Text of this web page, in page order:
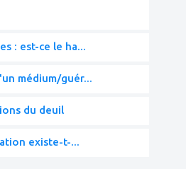
: est-ce le ha...
médium/guér...
du deuil
existe-t-...